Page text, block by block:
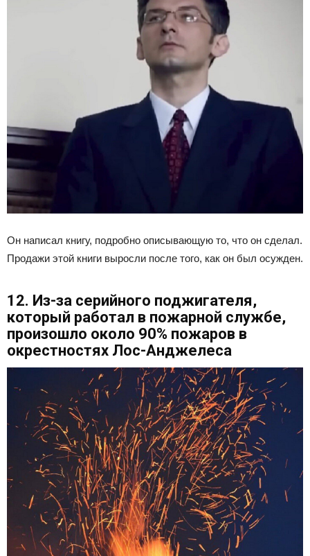
Он написал книгу, подробно описывающую то, что он сделал.
Продажи этой книги выросли после того, как он был осужден.
12. Из-за серийного поджигателя,
который работал в пожарной службе,
произошло около 90% пожаров в
окрестностях Лос-Анджелеса